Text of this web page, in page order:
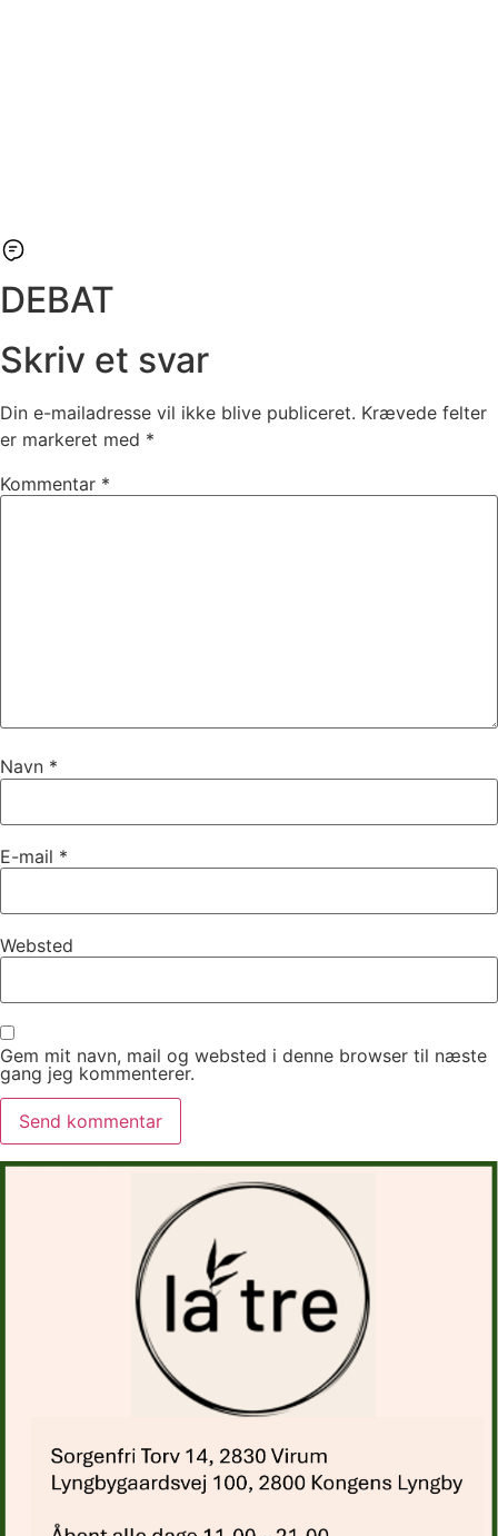
DEBAT
Skriv et svar
Din e-mailadresse vil ikke blive publiceret. Krævede felter
er markeret med *
Kommentar *
Navn *
E-mail *
Websted
Gem mit navn, mail og websted i denne browser til næste
gang jeg kommenterer.